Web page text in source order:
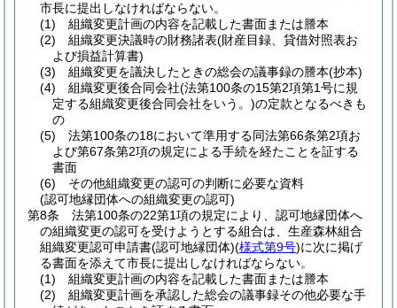
市長に提出しなければならない。
(1)
組織変更計画の内容を記載した書面または謄本
(2)
組織変更決議時の財務諸表(財産目録、貸借対照表お
よび損益計算書)
(3)
組織変更を議決したときの総会の議事録の謄本(抄本)
(4)
組織変更後合同会社(法第100条の15第2項第1号に規
定する組織変更後合同会社をいう。)の定款となるべきも
の
(5)
法第100条の18において準用する同法第66条第2項お
よび第67条第2項の規定による手続を経たことを証する
書面
(6)
その他組織変更の認可の判断に必要な資料
(認可地縁団体への組織変更の認可)
第8条
法第100条の22第1項の規定により、認可地縁団体へ
の組織変更の認可を受けようとする組合は、生産森林組合
組織変更認可申請書(認可地縁団体)(様式第9号)に次に掲げ
る書面を添えて市長に提出しなければならない。
(1)
組織変更計画の内容を記載した書面または謄本
(2)
組織変更計画を承認した総会の議事録その他必要な手